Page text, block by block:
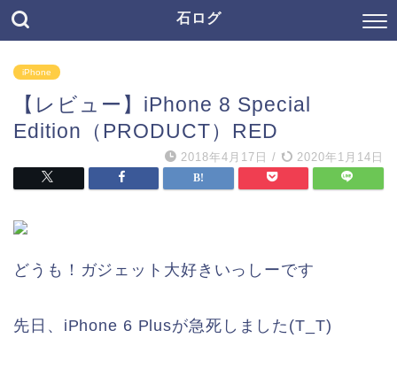
石ログ
iPhone
【レビュー】iPhone 8 Special
Edition（PRODUCT）RED
2018年4月17日 / 2020年1月14日
どうも！ガジェット大好きいっしーです
先日、iPhone 6 Plusが急死しました(T_T)